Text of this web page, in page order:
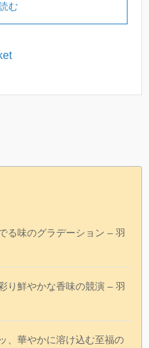
む
る味のグラデーション – 羽
り鮮やかな香味の競演 – 羽
、華やかに溶け込む至福の